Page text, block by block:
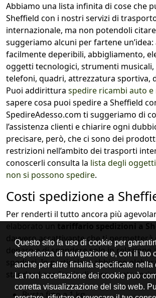
Abbiamo una lista infinita di cose che
Sheffield con i nostri servizi di
internazionale, ma non potendoli
suggeriamo alcuni per fartene
facilmente deperibili, abbigliamento,
oggetti tecnologici, strumenti musicali,
telefoni, quadri, attrezzatura sportiva,
Puoi addirittura spedire ricambi auto
sapere cosa puoi spedire a Sheffield
SpedireAdesso.com ti suggeriamo di
l’assistenza clienti e chiarire ogni
precisare, però, che ci sono dei
restrizioni nell’ambito dei trasporti
conoscerli consulta la lista degli
non si possono spedire.
Costi spedizione a
Per renderti il tutto ancora più
elaborato un tariffario spedizioni a
davvero accattivante che ti
denaro e di spendere solo in relazione
spedisci. In particolare abbiamo
standard per fascia di peso e categoria:
Busta fino a 1 kg